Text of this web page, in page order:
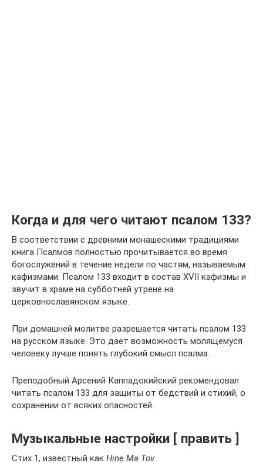
Когда и для чего читают псалом 133?
В соответствии с древними монашескими традициями
книга Псалмов полностью прочитывается во время
богослужений в течение недели по частям, называемым
кафизмами. Псалом 133 входит в состав XVII кафизмы и
звучит в храме на субботней утрене на
церковнославянском языке.
При домашней молитве разрешается читать псалом 133
на русском языке. Это дает возможность молящемуся
человеку лучше понять глубокий смысл псалма.
Преподобный Арсений Каппадокийский рекомендовал
читать псалом 133 для защиты от бедствий и стихий, о
сохранении от всяких опасностей.
Музыкальные настройки [ править ]
Стих 1, известный как Hine Ma Tov